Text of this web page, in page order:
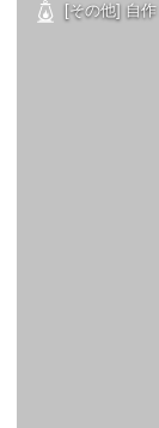
[その他] 自作